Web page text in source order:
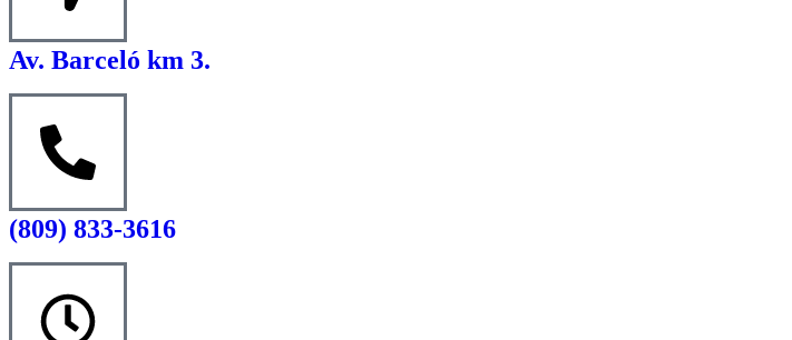
Av. Barceló km 3.
(809) 833-3616